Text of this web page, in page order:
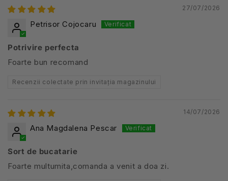
27/07/2026
Petrisor Cojocaru
Potrivire perfecta
Foarte bun recomand
Recenzii colectate prin invitația magazinului
14/07/2026
Ana Magdalena Pescar
Sort de bucatarie
Foarte multumita,comanda a venit a doa zi.